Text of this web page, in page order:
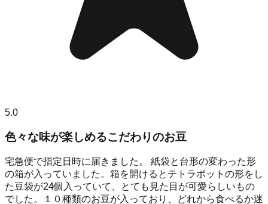
5.0
色々な味が楽しめるこだわりのお豆
宅急便で指定日時に届きました。 紙袋と台形の変わった形
の箱が入っていました。箱を開けるとテトラポットの形をし
た豆袋が24個入っていて、とても見た目が可愛らしいもの
でした。１０種類のお豆が入っており、どれから食べるか迷